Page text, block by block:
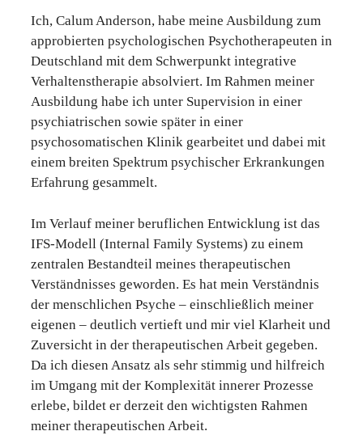
Ich, Calum Anderson, habe meine Ausbildung zum
approbierten psychologischen Psychotherapeuten in
Deutschland mit dem Schwerpunkt integrative
Verhaltenstherapie absolviert. Im Rahmen meiner
Ausbildung habe ich unter Supervision in einer
psychiatrischen sowie später in einer
psychosomatischen Klinik gearbeitet und dabei mit
einem breiten Spektrum psychischer Erkrankungen
Erfahrung gesammelt.
Im Verlauf meiner beruflichen Entwicklung ist das
IFS-Modell (Internal Family Systems) zu einem
zentralen Bestandteil meines therapeutischen
Verständnisses geworden. Es hat mein Verständnis
der menschlichen Psyche – einschließlich meiner
eigenen – deutlich vertieft und mir viel Klarheit und
Zuversicht in der therapeutischen Arbeit gegeben.
Da ich diesen Ansatz als sehr stimmig und hilfreich
im Umgang mit der Komplexität innerer Prozesse
erlebe, bildet er derzeit den wichtigsten Rahmen
meiner therapeutischen Arbeit.